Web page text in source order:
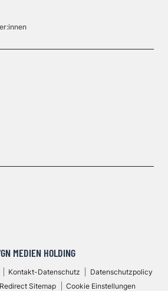
MEDIEN HOLDING
Kontakt-Datenschutz
Datenschutzpolicy
Redirect Sitemap Cookie Einstellungen